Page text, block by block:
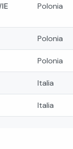
Polonia
Polonia
Polonia
Italia
Italia